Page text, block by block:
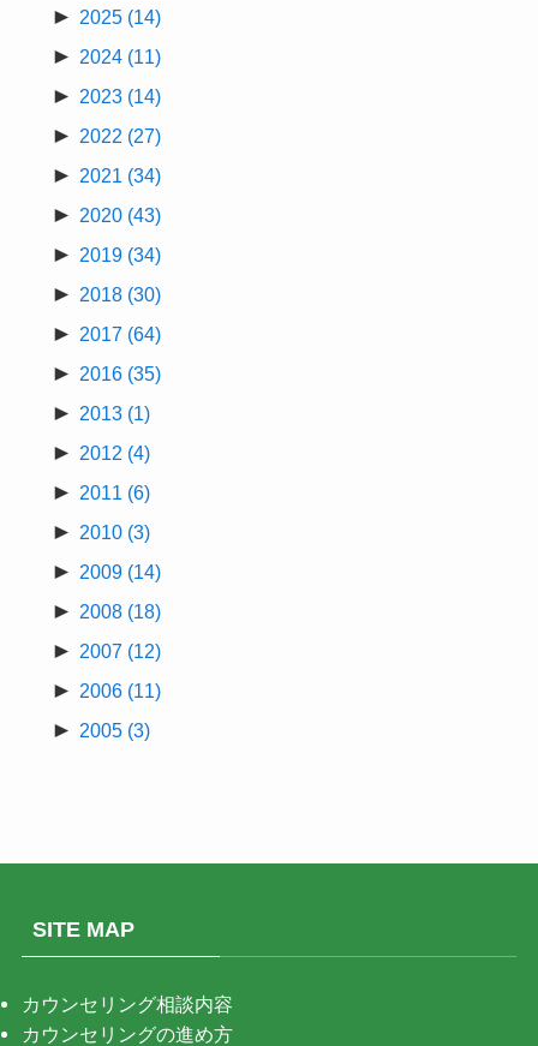
► 2025 (14)
► 2024 (11)
► 2023 (14)
► 2022 (27)
► 2021 (34)
► 2020 (43)
► 2019 (34)
► 2018 (30)
► 2017 (64)
► 2016 (35)
► 2013 (1)
► 2012 (4)
► 2011 (6)
► 2010 (3)
► 2009 (14)
► 2008 (18)
► 2007 (12)
► 2006 (11)
► 2005 (3)
SITE MAP
カウンセリング相談内容
カウンセリングの進め方